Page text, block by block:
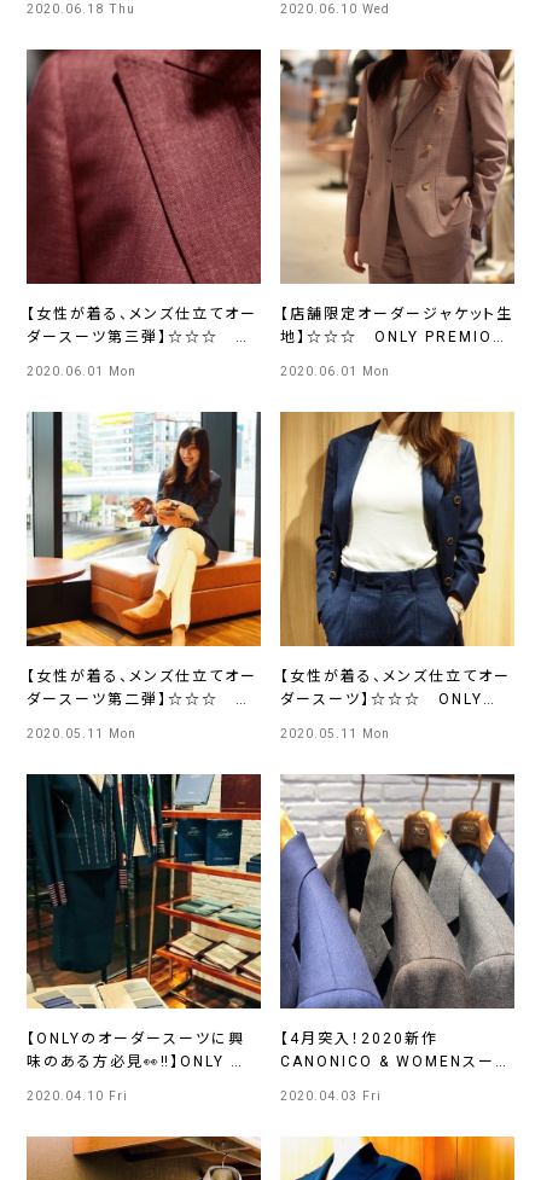
2020.06.18 Thu 2020.06.10 Wed
【女性が着る、メンズ仕立てオー
ダースーツ第三弾】☆☆☆
2020.06.01 Mon
【店舗限定オーダージャケット生
地】☆☆☆ ONLY PREMIO
2020.06.01 Mon
【女性が着る、メンズ仕立てオー
ダースーツ第二弾】☆☆☆
2020.05.11 Mon
【女性が着る、メンズ仕立てオー
ダースーツ】☆☆☆ ONLY
2020.05.11 Mon
【ONLYのオーダースーツに興
味のある方必見👀‼】ONLY 札
2020.04.10 Fri
【4月突入！2020新作
CANONICO & WOMENスー
2020.04.03 Fri